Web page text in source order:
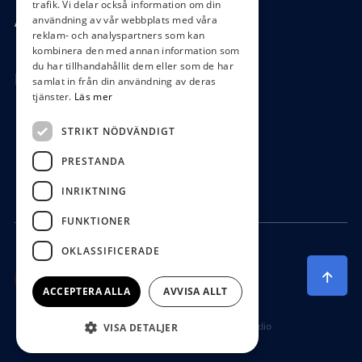
Ångra köp
Hör av dig
0472-104 80
boys@waterboys.se
Ekebogatan 15, 342 30 Alvesta
Producerad av Gota Media Brand Studio
trafik. Vi delar också information om din
användning av vår webbplats med våra
reklam- och analyspartners som kan
kombinera den med annan information som
du har tillhandahållit dem eller som de har
samlat in från din användning av deras
tjänster. Läs mer
STRIKT NÖDVÄNDIGT
PRESTANDA
INRIKTNING
FUNKTIONER
OKLASSIFICERADE
ACCEPTERA ALLA AVVISA ALLT
VISA DETALJER